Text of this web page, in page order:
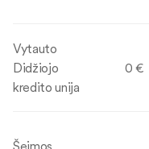
Vytauto
Didžiojo
kredito unija
0 €
Šeimos